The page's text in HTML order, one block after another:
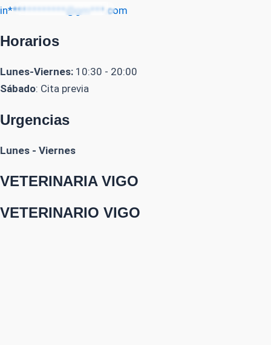
in************@gm***.com
Horarios
Lunes-Viernes: 10:30 - 20:00
Sábado: Cita previa
Urgencias
Lunes - Viernes
VETERINARIA VIGO
VETERINARIO VIGO